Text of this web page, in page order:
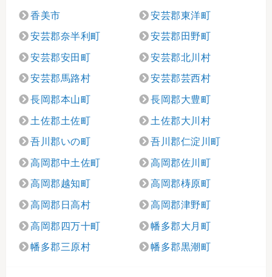
香美市 安芸郡東洋町
安芸郡奈半利町 安芸郡田野町
安芸郡安田町 安芸郡北川村
安芸郡馬路村 安芸郡芸西村
長岡郡本山町 長岡郡大豊町
土佐郡土佐町 土佐郡大川村
吾川郡いの町 吾川郡仁淀川町
高岡郡中土佐町 高岡郡佐川町
高岡郡越知町 高岡郡梼原町
高岡郡日高村 高岡郡津野町
高岡郡四万十町 幡多郡大月町
幡多郡三原村 幡多郡黒潮町